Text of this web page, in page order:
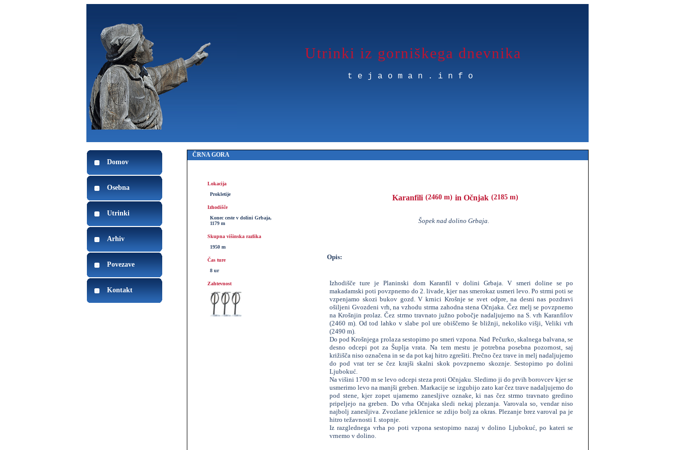
Utrinki iz gorniškega dnevnika
tejaoman.info
Domov
Osebna
Utrinki
Arhiv
Povezave
Kontakt
ČRNA GORA
Lokacija
Prokletije
Izhodišče
Konec ceste v dolini Grbaja,
1179 m
Skupna višinska razlika
1950 m
Čas ture
8 ur
Zahtevnost
Karanfili (2460 m) in Očnjak (2185 m)
Šopek nad dolino Grbaja.
Opis:
Izhodišče ture je Planinski dom Karanfil v dolini Grbaja. V smeri doline se po
makadamski poti povzpnemo do 2. livade, kjer nas smerokaz usmeri levo. Po strmi poti se
vzpenjamo skozi bukov gozd. V krnici Krošnje se svet odpre, na desni nas pozdravi
ošiljeni Gvozdeni vrh, na vzhodu strma zahodna stena Očnjaka. Čez melj se povzpnemo
na Krošnjin prolaz. Čez strmo travnato južno pobočje nadaljujemo na S. vrh Karanfilov
(2460 m). Od tod lahko v slabe pol ure obiščemo še bližnji, nekoliko višji, Veliki vrh
(2490 m).
Do pod Krošnjega prolaza sestopimo po smeri vzpona. Nad Pečurko, skalnega balvana, se
desno odcepi pot za Šuplja vrata. Na tem mestu je potrebna posebna pozornost, saj
križišča niso označena in se da pot kaj hitro zgrešiti. Prečno čez trave in melj nadaljujemo
do pod vrat ter se čez krajši skalni skok povzpnemo skoznje. Sestopimo po dolini
Ljubokuć.
Na višini 1700 m se levo odcepi steza proti Očnjaku. Sledimo ji do prvih borovcev kjer se
usmerimo levo na manjši greben. Markacije se izgubijo zato kar čez trave nadaljujemo do
pod stene, kjer zopet ujamemo zanesljive oznake, ki nas čez strmo travnato gredino
pripeljejo na greben. Do vrha Očnjaka sledi nekaj plezanja. Varovala so, vendar niso
najbolj zanesljiva. Zvozlane jeklenice se zdijo bolj za okras. Plezanje brez varoval pa je
hitro težavnosti I. stopnje.
Iz razglednega vrha po poti vzpona sestopimo nazaj v dolino Ljubokuć, po kateri se
vrnemo v dolino.